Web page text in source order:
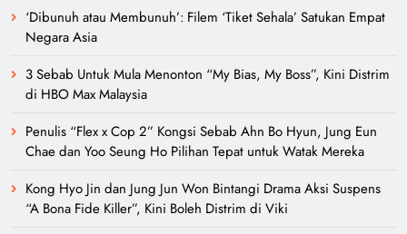
‘Dibunuh atau Membunuh’: Filem ‘Tiket Sehala’ Satukan Empat
Negara Asia
3 Sebab Untuk Mula Menonton “My Bias, My Boss”, Kini Distrim
di HBO Max Malaysia
Penulis “Flex x Cop 2” Kongsi Sebab Ahn Bo Hyun, Jung Eun
Chae dan Yoo Seung Ho Pilihan Tepat untuk Watak Mereka
Kong Hyo Jin dan Jung Jun Won Bintangi Drama Aksi Suspens
“A Bona Fide Killer”, Kini Boleh Distrim di Viki